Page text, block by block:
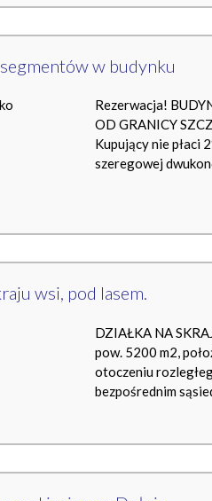
w budynku
Rezerwacja!
OD GRANICY
Kupujący nie płaci
szeregowej
wsi, pod lasem.
DZIAŁKA NA
pow. 5200 m2,
otoczeniu
bezpośrednim